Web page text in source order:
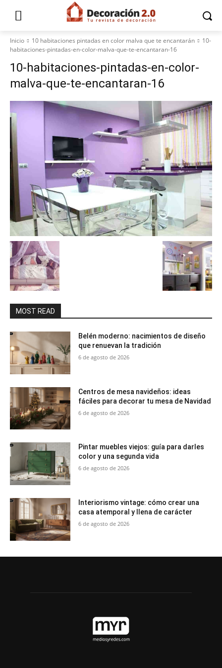
Inicio 10 habitaciones pintadas en color malva que te encantarán
10-
habitaciones-pintadas-en-color-malva-que-te-encantaran-16
10-habitaciones-pintadas-en-color-
malva-que-te-encantaran-16
MOST READ
Belén moderno: nacimientos de diseño
que renuevan la tradición
6 de agosto de 2026
Centros de mesa navideños: ideas
fáciles para decorar tu mesa de Navidad
6 de agosto de 2026
Pintar muebles viejos: guía para darles
color y una segunda vida
6 de agosto de 2026
Interiorismo vintage: cómo crear una
casa atemporal y llena de carácter
6 de agosto de 2026